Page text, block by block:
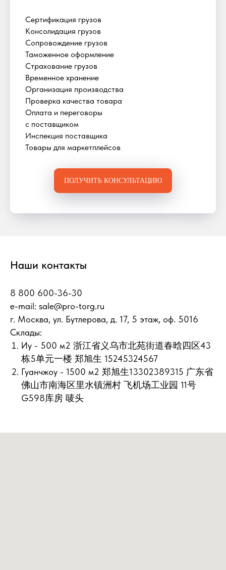
Сертификация грузов
Консолидация грузов
Сопровождение грузов
Таможенное оформление
Страхование грузов
Временное хранение
Организация производства
Проверка качества товара
Оплата и переговоры
с поставщиком
Инспекция поставщика
Товары для маркетплейсов
ПОЛУЧИТЬ КОНСУЛЬТАЦИЮ
Наши контакты
8 800 600-36-30
e-mail: sale@pro-torg.ru
г. Москва, ул. Бутлерова, д. 17, 5 этаж, оф. 5016
Склады:
Иу - 500 м2 浙江省义乌市北苑街道春晗四区43
栋5单元一楼 郑旭生 15245324567
Гуанчжоу - 1500 м2 郑旭生13302389315 广东省
佛山市南海区里水镇洲村 飞机场工业园 11号
G598库房 唛头